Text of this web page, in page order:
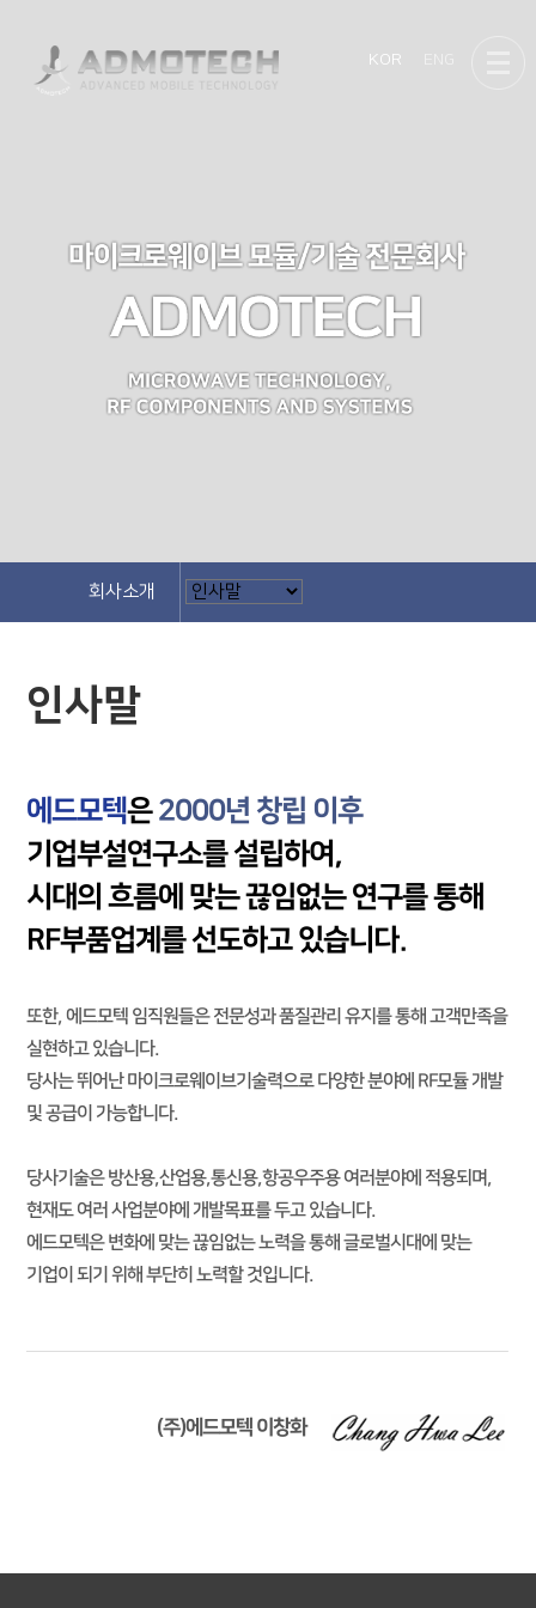
KOR
회사소개
인사말
에드모텍은2000년 창립 이후
기업부설연구소를 설립하여,
시대의 흐름에 맞는 끊임없는 연구를 통해
RF부품업계를 선도하고 있습니다.
또한, 에드모텍 임직원들은 전문성과 품질관리 유지를 통해 고객만족을
실현하고 있습니다.
당사는 뛰어난 마이크로웨이브기술력으로 다양한 분야에 RF모듈 개발
및 공급이 가능합니다.
당사기술은 방산용,산업용,통신용,항공우주용 여러분야에 적용되며,
현재도 여러 사업분야에 개발목표를 두고 있습니다.
에드모텍은 변화에 맞는 끊임없는 노력을 통해 글로벌시대에 맞는
기업이 되기 위해 부단히 노력할 것입니다.
(주)에드모텍 이창화